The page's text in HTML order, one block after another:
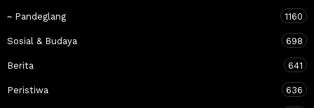
~ Pandeglang 1160
Sosial & Budaya 698
Berita 641
Peristiwa 636